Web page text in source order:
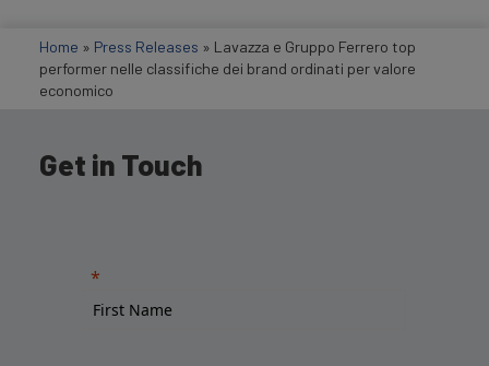
Home » Press Releases » Lavazza e Gruppo Ferrero top
performer nelle classifiche dei brand ordinati per valore
economico
Get in Touch